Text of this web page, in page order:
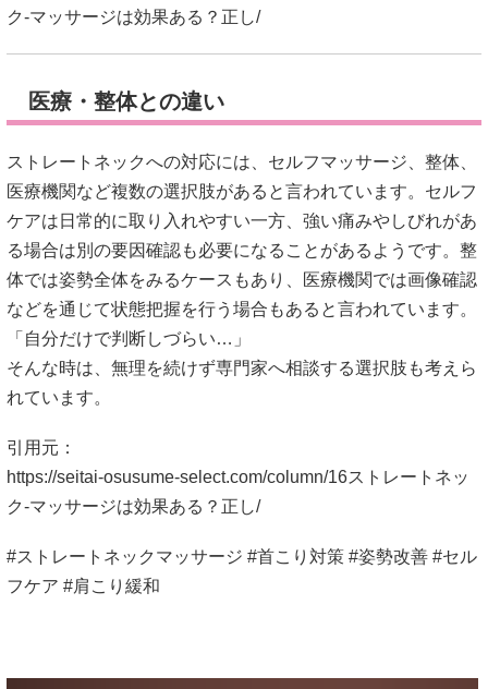
ク-マッサージは効果ある？正し/
医療・整体との違い
ストレートネックへの対応には、セルフマッサージ、整体、
医療機関など複数の選択肢があると言われています。セルフ
ケアは日常的に取り入れやすい一方、強い痛みやしびれがあ
る場合は別の要因確認も必要になることがあるようです。整
体では姿勢全体をみるケースもあり、医療機関では画像確認
などを通じて状態把握を行う場合もあると言われています。
「自分だけで判断しづらい…」
そんな時は、無理を続けず専門家へ相談する選択肢も考えら
れています。
引用元：
https://seitai-osusume-select.com/column/16ストレートネッ
ク-マッサージは効果ある？正し/
#ストレートネックマッサージ #首こり対策 #姿勢改善 #セル
フケア #肩こり緩和